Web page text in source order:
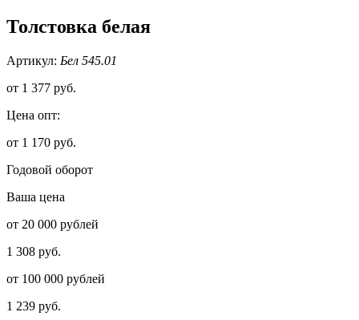
Толстовка белая
Артикул: Бел 545.01
от 1 377 руб.
Цена опт:
от 1 170 руб.
Годовой оборот
Ваша цена
от 20 000 рублей
1 308 руб.
от 100 000 рублей
1 239 руб.